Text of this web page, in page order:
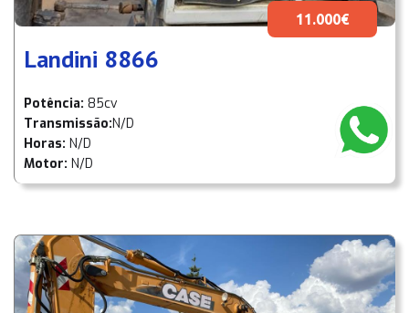
11.000€
Landini 8866
Potência: 85cv
Transmissão:N/D
Horas: N/D
Motor: N/D